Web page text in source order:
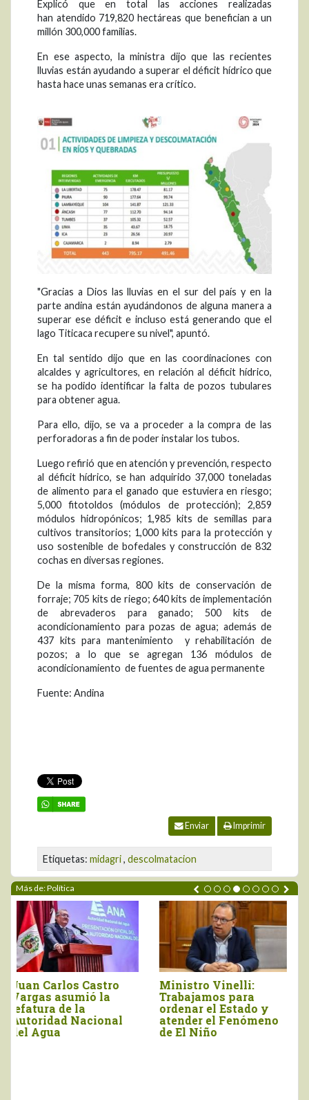
Explicó que en total las acciones realizadas
han atendido 719,820 hectáreas que benefician a un
millón 300,000 familias.
En ese aspecto, la ministra dijo que las recientes
lluvias están ayudando a superar el déficit hídrico que
hasta hace unas semanas era crítico.
"Gracias a Dios las lluvias en el sur del país y en la
parte andina están ayudándonos de alguna manera a
superar ese déficit e incluso está generando que el
lago Titicaca recupere su nivel", apuntó.
En tal sentido dijo que en las coordinaciones con
alcaldes y agricultores, en relación al déficit hídrico,
se ha podido identificar la falta de pozos tubulares
para obtener agua.
Para ello, dijo, se va a proceder a la compra de las
perforadoras a fin de poder instalar los tubos.
Luego refirió que en atención y prevención, respecto
al déficit hídrico, se han adquirido 37,000 toneladas
de alimento para el ganado que estuviera en riesgo;
5,000 fitotoldos (módulos de protección); 2,859
módulos hidropónicos; 1,985 kits de semillas para
cultivos transitorios; 1,000 kits para la protección y
uso sostenible de bofedales y construcción de 832
cochas en diversas regiones.
De la misma forma, 800 kits de conservación de
forraje; 705 kits de riego; 640 kits de implementación
de abrevaderos para ganado; 500 kits de
acondicionamiento para pozas de agua; además de
437 kits para mantenimiento y rehabilitación de
pozos; a lo que se agregan 136 módulos de
acondicionamiento de fuentes de agua permanente
Fuente: Andina
Enviar Imprimir
Etiquetas: midagri, descolmatacion
Más de: Política
Gobierno simplificará
procesos para acceso
a créditos del Banco
Agropecuario
“Recuperar
presupuesto del
Midagri y negociar
aranceles con Estados
Unidos deben estar en